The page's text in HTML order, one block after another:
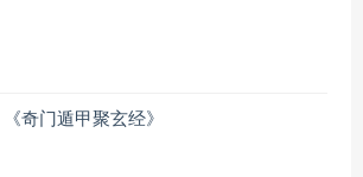
《奇门遁甲聚玄经》